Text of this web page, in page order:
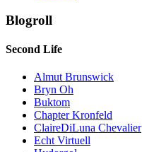
Blogroll
Second Life
Almut Brunswick
Bryn Oh
Buktom
Chapter Kronfeld
ClaireDiLuna Chevalier
Echt Virtuell